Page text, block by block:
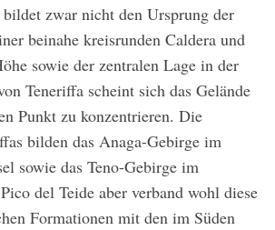
zwar nicht den Ursprung der
beinahe kreisrunden Caldera und
sowie der zentralen Lage in der
Teneriffa scheint sich das Gelände
Punkt zu konzentrieren. Die
bilden das Anaga-Gebirge im
sowie das Teno-Gebirge im
del Teide aber verband wohl diese
Formationen mit den im Süden